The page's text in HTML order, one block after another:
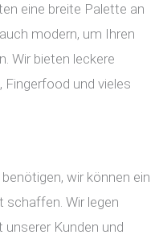
eine breite Palette an
modern, um Ihren
Wir bieten leckere
Fingerfood und vieles
wir können ein
schaffen. Wir legen
Kunden und